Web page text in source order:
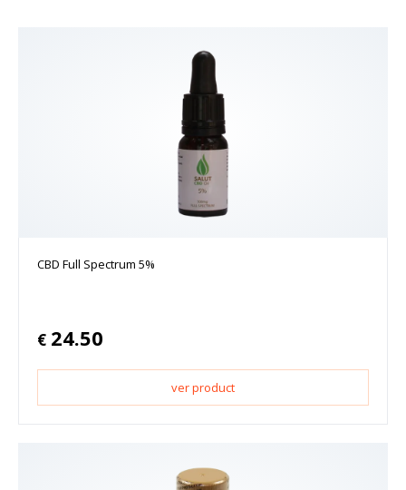
CBD Full Spectrum 5%
€ 24.50
ver product